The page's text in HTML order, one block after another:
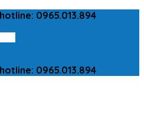
0965.013.894
0965.013.894